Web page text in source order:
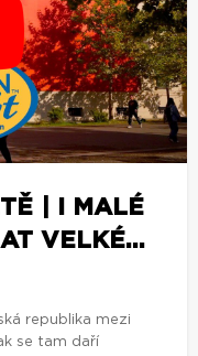
| I MALÉ
VELKÉ...
republika mezi
se tam daří